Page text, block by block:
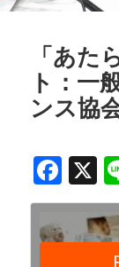
「あ
ト：一
ンス協
F
a
c
e
X